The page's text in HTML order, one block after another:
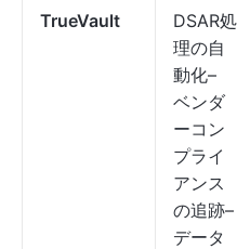
TrueVault
DSAR処
理の自
動化–
ベンダ
ーコン
プライ
アンス
の追跡–
データ